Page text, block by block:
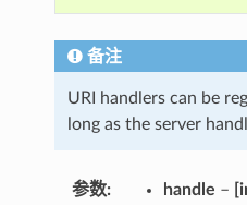
备注
URI handlers can be
long as the server
参数 handle –